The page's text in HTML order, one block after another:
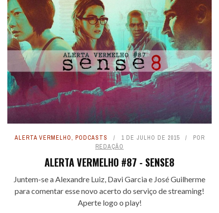
ALERTA VERMELHO, PODCASTS 1 DE JULHO DE 2015
POR
REDAÇÃO
ALERTA VERMELHO #87 - SENSE8
Juntem-se a Alexandre Luiz, Davi Garcia e José Guilherme
para comentar esse novo acerto do serviço de streaming!
Aperte logo o play!